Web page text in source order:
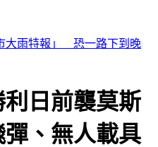
南了 1縣市恐陸警
日前襲莫斯
、無人載具